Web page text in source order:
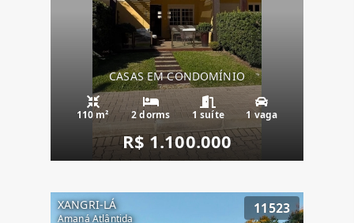
CASAS EM CONDOMÍNIO
110 m² 2 dorms 1 suíte 1 vaga
R$ 1.100.000
XANGRI-LÁ
Amaná Atlântida
11523